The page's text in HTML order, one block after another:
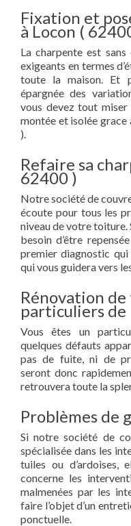
Fixation et
à Locon (
La charpente est sans
exigeants en termes
toute la maison. Et
épargnée des
vous devez tout
montée et isolée
).
Refaire sa
62400 )
Notre société de
écoute pour tous les
niveau de votre toiture.
besoin d’être
premier diagnostic
qui vous guidera vers
Rénovation
particuliers de
Vous êtes un
quelques défauts
pas de fuite, ni de
seront donc
retrouvera toute la
Problèmes de
Si notre société de
spécialisée dans les
tuiles ou d’ardoises,
concerne les
malmenées par les
faire l’objet d’un
ponctuelle.